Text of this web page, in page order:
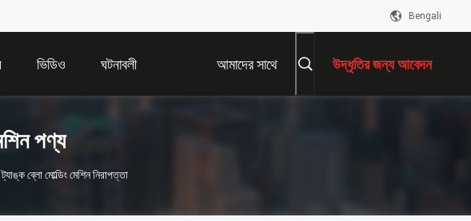
Bengali
ভিডিও ঘটনাবলী আমাদের সাথে উদ্ধৃতির জন্য আবেদন
পণ্য
ব্লো মোল্ডিং মেশিন নিরাপত্তা